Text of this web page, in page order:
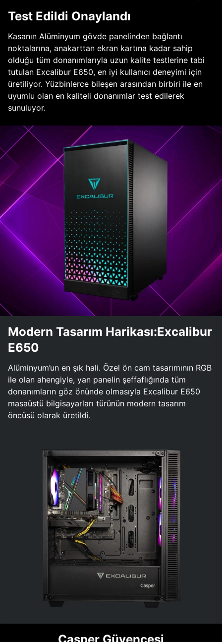
Test Edildi Onaylandı
Kasanın Alüminyum gövde panelinden bağlantı
noktalarına, anakarttan ekran kartına kadar sahip
olduğu tüm donanımlarıyla uzun kalite testlerine tabi
tutulan Excalibur E650, en iyi kullanıcı deneyimi için
üretiliyor. Yüzbinlerce bileşen arasından birbiri ile en
uyumlu olan en kaliteli donanımlar test edilerek
sunuluyor.
Modern Tasarım Harikası:Excalibur
E650
Alüminyum’un en şık hali. Özel ön cam tasarımının RGB
ile olan ahengiyle, yan panelin şeffaflığında tüm
donanımların göz önünde olmasıyla Excalibur E650
masaüstü bilgisayarları türünün modern tasarım
öncüsü olarak üretildi.